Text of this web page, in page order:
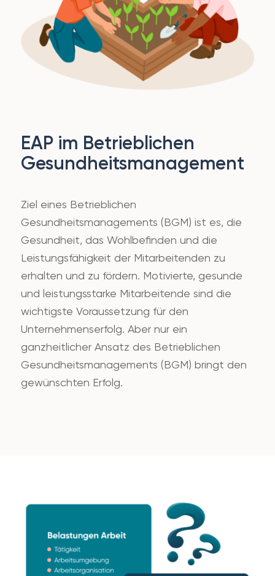
EAP im Betrieblichen
Gesundheitsmanagement
Ziel eines Betrieblichen
Gesundheitsmanagements (BGM) ist es, die
Gesundheit, das Wohlbefinden und die
Leistungsfähigkeit der Mitarbeitenden zu
erhalten und zu fördern. Motivierte, gesunde
und leistungsstarke Mitarbeitende sind die
wichtigste Voraussetzung für den
Unternehmenserfolg. Aber nur ein
ganzheitlicher Ansatz des Betrieblichen
Gesundheitsmanagements (BGM) bringt den
gewünschten Erfolg.